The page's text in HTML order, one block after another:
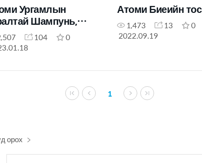
Ургамлын
Шампунь,
Биеийн
104
0
Атоми Биеийн тос
1,473 13
0
2022.09.19
1
орох